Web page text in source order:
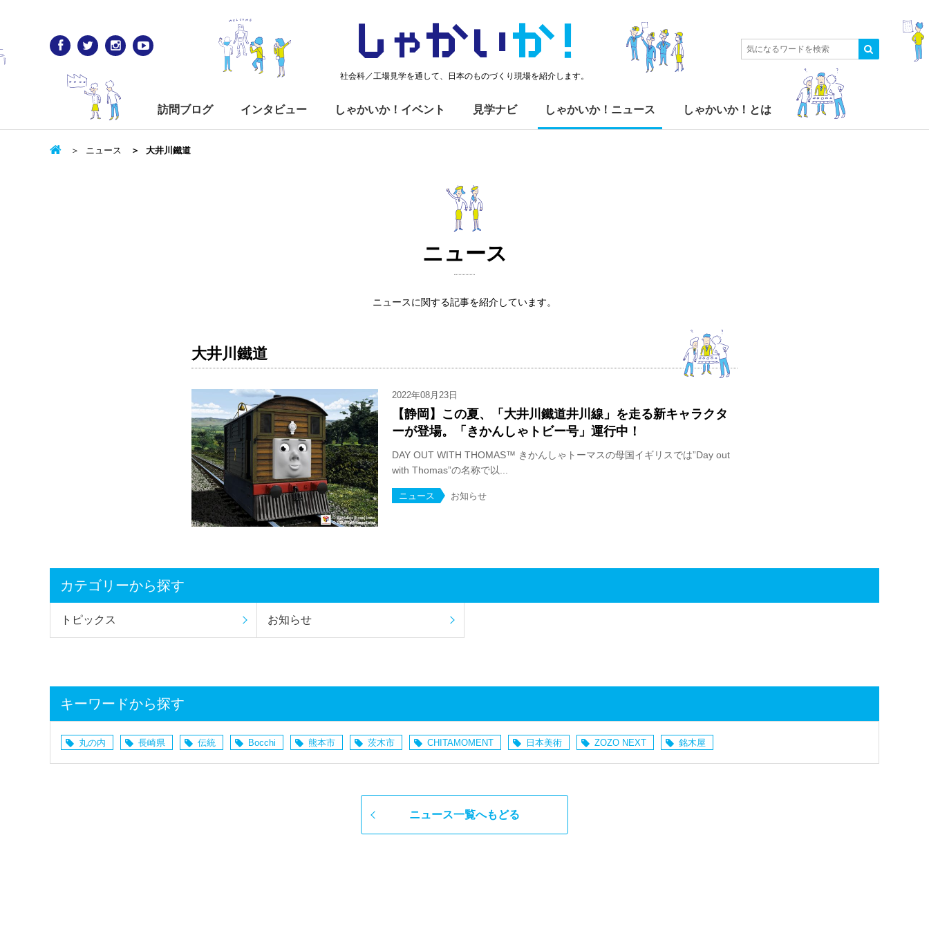
しゃかいか！
社会科／工場見学を通して、日本のものづくり現場を紹介します。
訪問ブログ インタビュー しゃかいか！イベント 見学ナビ しゃかいか！ニュース しゃかいか！とは
ニュース 大井川鐵道
ニュース
ニュースに関する記事を紹介しています。
大井川鐵道
2022年08月23日
【静岡】この夏、「大井川鐵道井川線」を走る新キャラクタ
ーが登場。「きかんしゃトビー号」運行中！
DAY OUT WITH THOMAS™ きかんしゃトーマスの母国イギリスでは”Day out
with Thomas”の名称で以...
ニュース お知らせ
カテゴリーから探す
トピックス お知らせ
キーワードから探す
丸の内 長崎県 伝統 Bocchi 熊本市 茨木市 CHITAMOMENT 日本美術 ZOZO NEXT 銘木屋
ニュース一覧へもどる